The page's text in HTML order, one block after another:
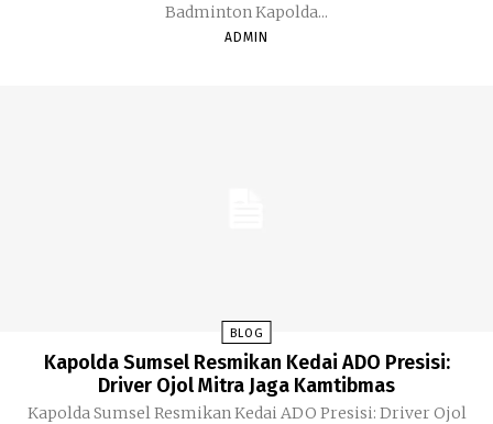
Badminton Kapolda...
ADMIN
BLOG
Kapolda Sumsel Resmikan Kedai ADO Presisi:
Driver Ojol Mitra Jaga Kamtibmas
Kapolda Sumsel Resmikan Kedai ADO Presisi: Driver Ojol